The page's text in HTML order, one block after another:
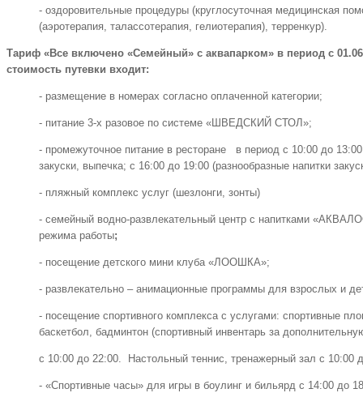
- оздоровительные процедуры (круглосуточная медицинская
(аэротерапия, талассотерапия, гелиотерапия), терренкур).
Тариф «Все включено «Семейный» с аквапарком» в период с
стоимость путевки входит:
- размещение в номерах согласно оплаченной категории;
- питание 3-х разовое по системе «ШВЕДСКИЙ СТОЛ»;
- промежуточное питание в ресторане в период с 10:00 до 13:00
закуски, выпечка; с 16:00 до 19:00 (разнообразные напитки
- пляжный комплекс услуг (шезлонги, зонты)
- семейный водно-развлекательный центр с напитками
режима работы;
- посещение детского мини клуба «ЛООШКА»;
- развлекательно – анимационные программы для взрослых и
- посещение спортивного комплекса с услугами: спортивные
баскетбол, бадминтон (спортивный инвентарь за
с 10:00 до 22:00. Настольный теннис, тренажерный зал с 10:00
- «Спортивные часы» для игры в боулинг и бильярд с 14:00 до